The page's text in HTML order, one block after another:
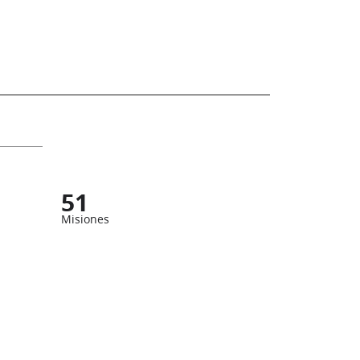
51
Misiones